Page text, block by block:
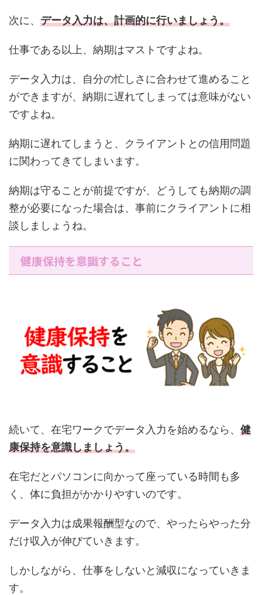
次に、 データ入力は、計画的に行いましょう。
仕事である以上、納期はマストですよね。
データ入力は、自分の忙しさに合わせて進めること
ができますが、納期に遅れてしまっては意味がない
ですよね。
納期に遅れてしまうと、クライアントとの信用問題
に関わってきてしまいます。
納期は守ることが前提ですが、どうしても納期の調
整が必要になった場合は、事前にクライアントに相
談しましょうね。
健康保持を意識すること
続いて、在宅ワークでデータ入力を始めるなら、 健
康保持を意識しましょう。
在宅だとパソコンに向かって座っている時間も多
く、体に負担がかかりやすいのです。
データ入力は成果報酬型なので、やったらやった分
だけ収入が伸びていきます。
しかしながら、仕事をしないと減収になっていきま
す。